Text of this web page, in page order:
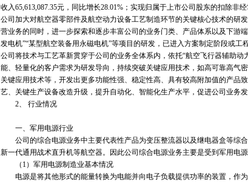
收入65,613,087.35元，同比增长28.01%；实现归属于上市公司股东的扣除非
公司加大对航空器零部件及航空动力设备工艺制造环节的关键核心技术的研
营业务的同时，进一步探索和逐步丰富公司的业务门类、产品体系以及下游
发电机”“某型航空装备用永磁电机”等项目的研发，已进入方案制定阶段或
公司将技术与工艺革新贯穿于公司的业务全体系内，依托“航空飞行器辅助
能、轻量化的客户需求为研发导向，持续突破关键应用技术，如高可靠高气
关键应用技术等，开发出更多功能性强、稳定性高、具有较高附加值的产品
艺、关键生产设备改造升级，提升自动化、智能化生产水平，促进公司业务发
2、 行业情况
一、军用电源行业
公司的综合电源业务中主要代表性产品为变压整流器以及继电器盒等综
新一代通用战术直升机等航空器。因此公司综合电源业务主要是受到军用电
（1）军用电源制造业基本情况
电源是将其他形式的能量转换为电能并向电子负载提供功率的装置，作为